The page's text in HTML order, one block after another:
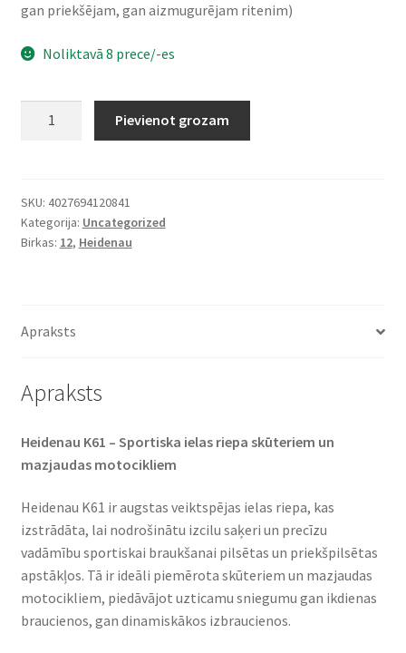
gan priekšējam, gan aizmugurējam ritenim)
Noliktavā 8 prece/-es
-
12
69M
Pievienot grozam
SKU: 4027694120841
Kategorija: Uncategorized
Birkas: 12, Heidenau
Apraksts
Apraksts
Heidenau K61 – Sportiska ielas riepa skūteriem un
mazjaudas motocikliem
Heidenau K61 ir augstas veiktspējas ielas riepa, kas
izstrādāta, lai nodrošinātu izcilu saķeri un precīzu
vadāmību sportiskai braukšanai pilsētas un priekšpilsētas
apstākļos. Tā ir ideāli piemērota skūteriem un mazjaudas
motocikliem, piedāvājot uzticamu sniegumu gan ikdienas
braucienos, gan dinamiskākos izbraucienos.